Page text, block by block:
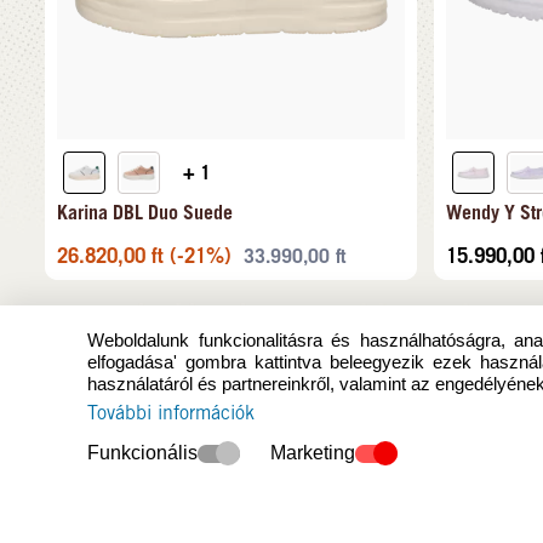
+ 1
Karina DBL Duo Suede
26.820,00 ft (-21%) 33.990,00 ft
Wendy Y
15.990,00
Weboldalunk funkcionalitásra és használhatóságra,
elfogadása' gombra kattintva beleegyezik ezek
használatáról és partnereinkről, valamint az
További információk
Funkcionális Marketing